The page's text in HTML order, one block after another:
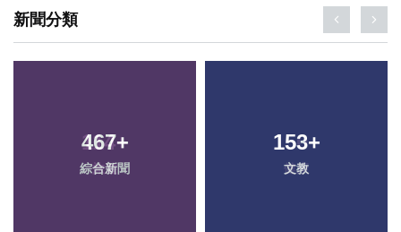
新聞分類
467+
綜合新聞
153+
文教